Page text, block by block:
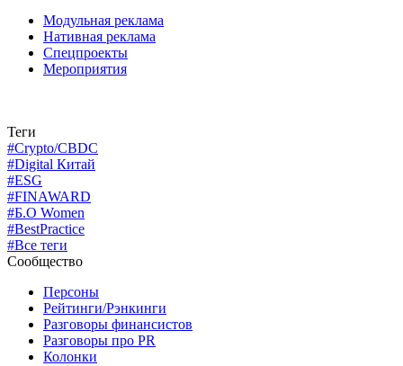
Модульная реклама
Нативная реклама
Спецпроекты
Мероприятия
Теги
#Crypto/CBDC
#Digital Китай
#ESG
#FINAWARD
#Б.О Women
#BestPractice
#Все теги
Сообщество
Персоны
Рейтинги/Рэнкинги
Разговоры финансистов
Разговоры про PR
Колонки